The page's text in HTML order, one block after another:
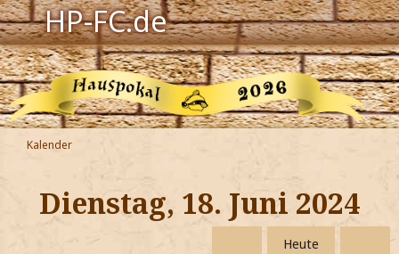
HP-FC.de
Navigation
Harry Potter
Der HP-FC
Hogwarts
Zauberwelt
Kalender
Dienstag, 18. Juni 2024
Heute